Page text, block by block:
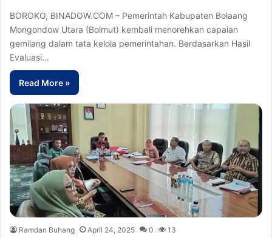
BOROKO, BINADOW.COM – Pemerintah Kabupaten Bolaang
Mongondow Utara (Bolmut) kembali menorehkan capaian
gemilang dalam tata kelola pemerintahan. Berdasarkan Hasil
Evaluasi…
Read More »
Ramdan Buhang April 24, 2025 0 13